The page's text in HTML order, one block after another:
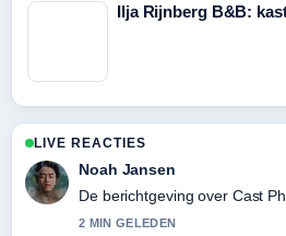
Ilja Rijnberg B&B:
LIVE REACTIES
Noah Jansen
De berichtgeving over Cast
2 MIN GELEDEN